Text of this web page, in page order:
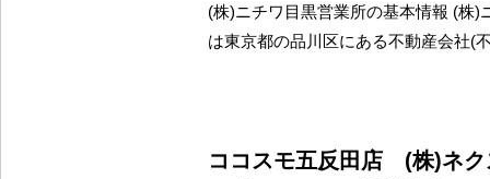
(株)ニチワ目黒営業所の基本情報 (株)
は東京都の品川区にある不動産会社(
ココスモ五反田店 (株)ネク